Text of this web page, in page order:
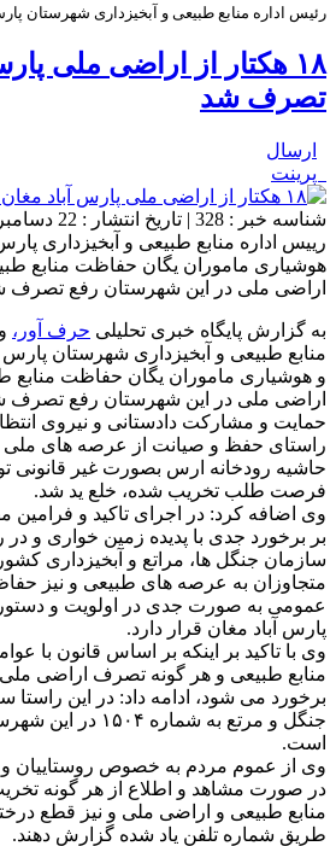
رئیس اداره منابع طبیعی و آبخیزداری شهرستان
۱۸ هکتار از اراضی ملی
تصرف شد
ارسال
پرینت
شناسه خبر : 328 | تاریخ انتشار : 22 دسامبر 2018 - 8:45 |
رییس اداره منابع طبیعی و آبخیزداری
اراضی ملی در این شهرستان رفع تصرف
به گزارش پایگاه خبری تحلیلی حرف آور،
منابع طبیعی و آبخیزداری شهرستان پارس
اراضی ملی در این شهرستان رفع تصرف
حمایت و مشارکت دادستانی و نیروی
راستای حفظ و صیانت از عرصه های ملی
حاشیه رودخانه ارس بصورت غیر قانونی
فرصت طلب تخریب شده، خلع ید شد.
وی اضافه کرد: در اجرای تاکید و
بر برخورد جدی با پدیده زمین خواری و
سازمان جنگل ها، مراتع و آبخیزداری
متجاوزان به عرصه های طبیعی و نیز
عمومی به صورت جدی در اولویت و دستور
پارس آباد مغان قرار دارد.
وی با تاکید بر اینکه بر اساس قانون با
منابع طبیعی و هر گونه تصرف اراضی
برخورد می شود، ادامه داد: در این راستا
جنگل و مرتع به شماره
است.
وی از عموم مردم به خصوص روستاییان
در صورت مشاهد و اطلاع از هر گونه
منابع طبیعی و اراضی ملی و نیز قطع
طریق شماره تلفن یاد شده گزارش دهند.